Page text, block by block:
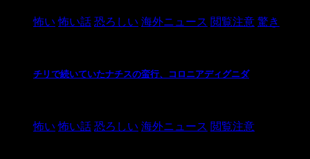
怖い 怖い話 恐ろしい 海外ニュース 閲覧注意 驚き
チリで続いていたナチスの蛮行、コロニアディグニダ
怖い 怖い話 恐ろしい 海外ニュース 閲覧注意